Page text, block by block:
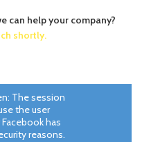
can help your company?
shortly.
The session
the user
has
reasons.